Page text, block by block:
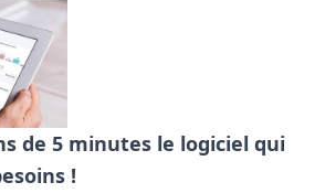
de 5 minutes le logiciel qui
!